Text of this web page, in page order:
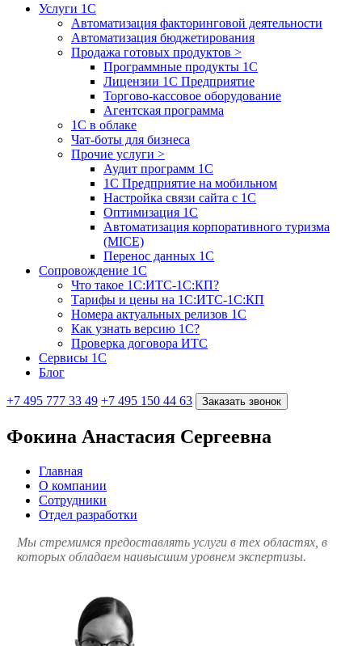
Услуги 1С
Автоматизация факторинговой деятельности
Автоматизация бюджетирования
Продажа готовых продуктов >
Программные продукты 1С
Лицензии 1С Предприятие
Торгово-кассовое оборудование
Агентская программа
1С в облаке
Чат-боты для бизнеса
Прочие услуги >
Аудит программ 1С
1С Предприятие на мобильном
Настройка связи сайта с 1С
Оптимизация 1С
Автоматизация корпоративного туризма
(MICE)
Перенос данных 1С
Сопровождение 1С
Что такое 1С:ИТС-1С:КП?
Тарифы и цены на 1С:ИТС-1С:КП
Номера актуальных релизов 1С
Как узнать версию 1С?
Проверка договора ИТС
Сервисы 1С
Блог
+7 495 777 33 49 +7 495 150 44 63 Заказать звонок
Фокина Анастасия Сергеевна
Главная
О компании
Сотрудники
Отдел разработки
Мы стремимся предоставлять услуги в тех областях, в
которых обладаем наивысшим уровнем экспертизы.